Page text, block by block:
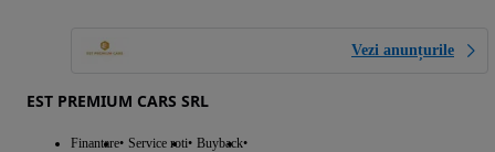
Vezi anunțurile
EST PREMIUM CARS SRL
Finantare Service roti Buyback